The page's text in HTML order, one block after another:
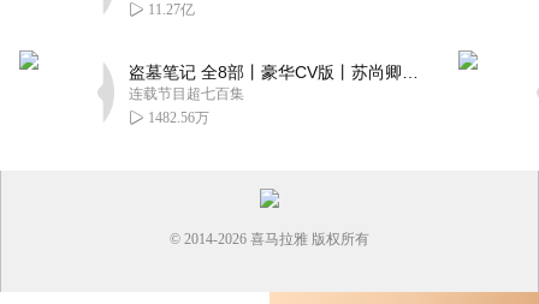
11.27亿
连载节目超七百集
1482.56万
© 2014-2026 喜马拉雅 版权所有